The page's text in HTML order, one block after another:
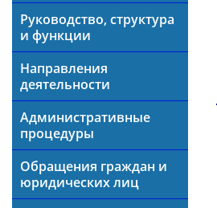
Руководство, структура
и функции
Направления
деятельности
Административные
процедуры
Обращения граждан и
юридических лиц